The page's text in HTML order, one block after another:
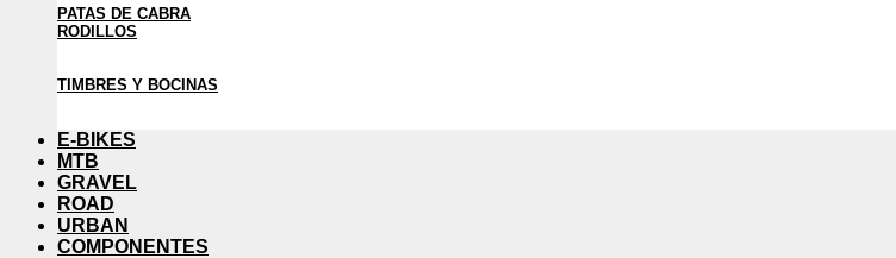
PATAS DE CABRA
RODILLOS
TIMBRES Y BOCINAS
E-BIKES
MTB
GRAVEL
ROAD
URBAN
COMPONENTES